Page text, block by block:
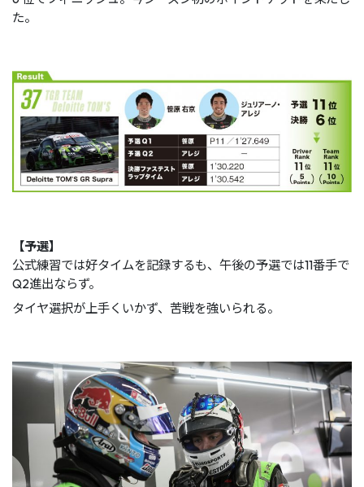
た。
【予選】
公式練習では好タイムを記録するも、午後の予選では11番手で
Q2進出ならず。
タイヤ選択が上手くいかず、苦戦を強いられる。